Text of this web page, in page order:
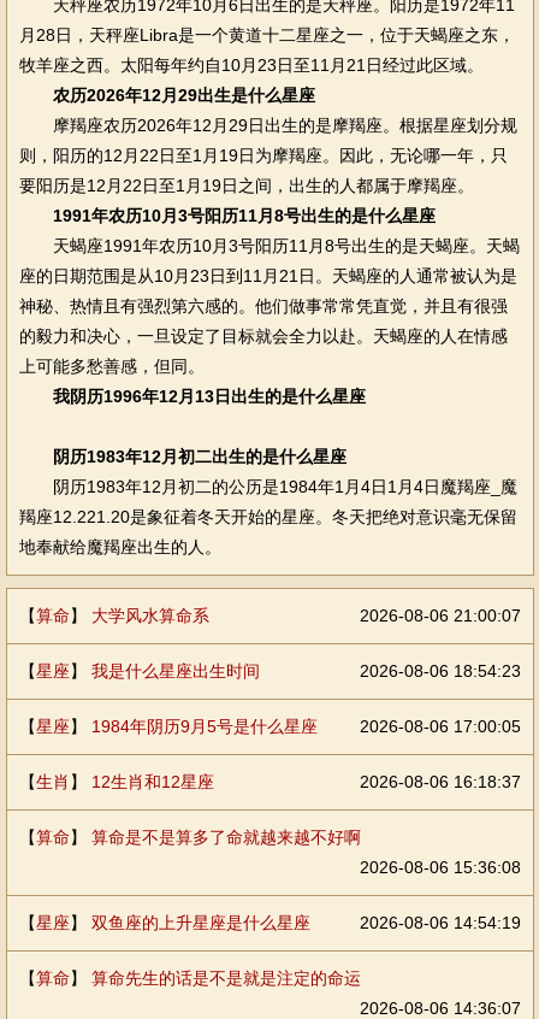
天秤座农历1972年10月6日出生的是天秤座。阳历是1972年11
月28日，天秤座Libra是一个黄道十二星座之一，位于天蝎座之东，
牧羊座之西。太阳每年约自10月23日至11月21日经过此区域。
农历2026年12月29出生是什么星座
摩羯座农历2026年12月29日出生的是摩羯座。根据星座划分规
则，阳历的12月22日至1月19日为摩羯座。因此，无论哪一年，只
要阳历是12月22日至1月19日之间，出生的人都属于摩羯座。
1991年农历10月3号阳历11月8号出生的是什么星座
天蝎座1991年农历10月3号阳历11月8号出生的是天蝎座。天蝎
座的日期范围是从10月23日到11月21日。天蝎座的人通常被认为是
神秘、热情且有强烈第六感的。他们做事常常凭直觉，并且有很强
的毅力和决心，一旦设定了目标就会全力以赴。天蝎座的人在情感
上可能多愁善感，但同。
我阴历1996年12月13日出生的是什么星座
阴历1983年12月初二出生的是什么星座
阴历1983年12月初二的公历是1984年1月4日1月4日魔羯座_魔
羯座12.221.20是象征着冬天开始的星座。冬天把绝对意识毫无保留
地奉献给魔羯座出生的人。
【算命】 大学风水算命系 2026-08-06 21:00:07
【星座】 我是什么星座出生时间 2026-08-06 18:54:23
【星座】 1984年阴历9月5号是什么星座 2026-08-06 17:00:05
【生肖 】 12生肖和12星座 2026-08-06 16:18:37
【算命】 算命是不是算多了命就越来越不好啊
2026-08-06 15:36:08
【星座】 双鱼座的上升星座是什么星座 2026-08-06 14:54:19
【算命】 算命先生的话是不是就是注定的命运
2026-08-06 14:36:07